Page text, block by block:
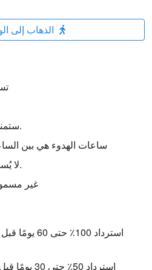
الذهاب إلى
ستمنحك المفاتيح عند الوصول.
ساعات الهدوء هي بين الساعة 23:00 والساعة
لا يُسمح بالحفلات أو الفعاليات.
!غير